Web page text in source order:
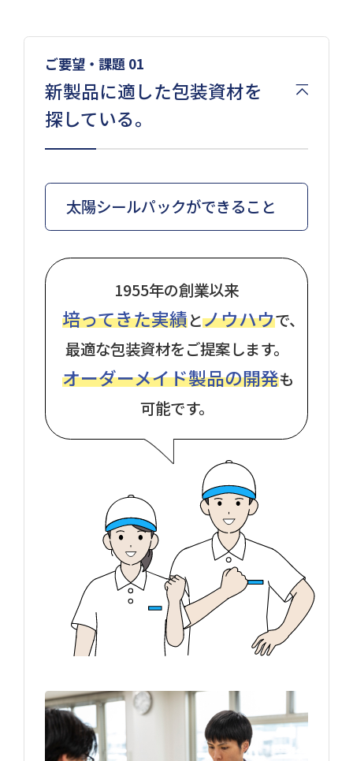
ご要望・課題 01
新製品に適した包装資材を
探している。
太陽シールパックができること
1955年の創業以来
培ってきた実績とノウハウで、
最適な包装資材をご提案します。
オーダーメイド製品の開発も
可能です。